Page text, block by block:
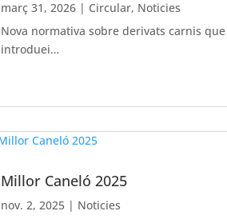
març 31, 2026 | Circular, Noticies
Nova normativa sobre derivats carnis que
introduei…
Millor Caneló 2025
nov. 2, 2025 | Noticies